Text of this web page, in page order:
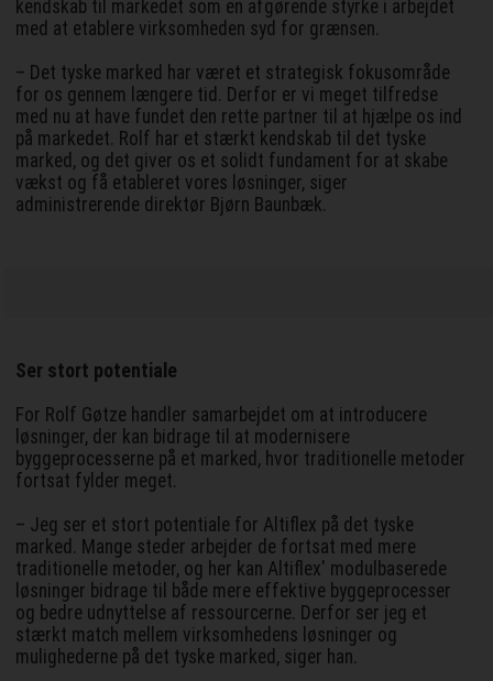
kendskab til markedet som en afgørende styrke i arbejdet
med at etablere virksomheden syd for grænsen.
– Det tyske marked har været et strategisk fokusområde
for os gennem længere tid. Derfor er vi meget tilfredse
med nu at have fundet den rette partner til at hjælpe os ind
på markedet. Rolf har et stærkt kendskab til det tyske
marked, og det giver os et solidt fundament for at skabe
vækst og få etableret vores løsninger, siger
administrerende direktør Bjørn Baunbæk.
Ser stort potentiale
For Rolf Gøtze handler samarbejdet om at introducere
løsninger, der kan bidrage til at modernisere
byggeprocesserne på et marked, hvor traditionelle metoder
fortsat fylder meget.
– Jeg ser et stort potentiale for Altiflex på det tyske
marked. Mange steder arbejder de fortsat med mere
traditionelle metoder, og her kan Altiflex' modulbaserede
løsninger bidrage til både mere effektive byggeprocesser
og bedre udnyttelse af ressourcerne. Derfor ser jeg et
stærkt match mellem virksomhedens løsninger og
mulighederne på det tyske marked, siger han.